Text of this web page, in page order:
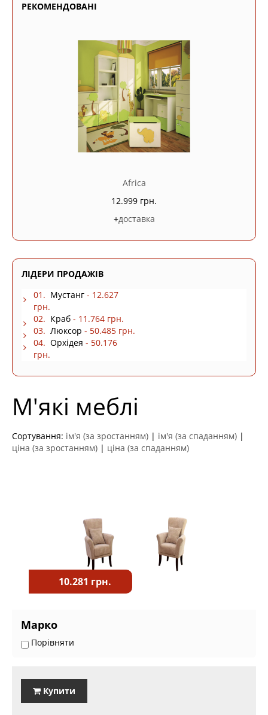
РЕКОМЕНДОВАНІ
Africa
12.999 грн.
+доставка
ЛІДЕРИ ПРОДАЖІВ
01. Мустанг - 12.627
грн.
02. Краб - 11.764 грн.
03. Люксор - 50.485 грн.
04. Орхідея - 50.176
грн.
М'які меблі
Сортування: ім'я (за зростанням) | ім'я (за спаданням) |
ціна (за зростанням) | ціна (за спаданням)
10.281 грн.
Марко
Порівняти
Купити